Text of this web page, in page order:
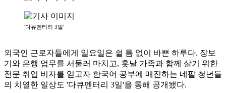
'다큐멘터리 3일'
외국인 근로자들에게 일요일은 쉴 틈 없이 바쁜 하루다. 장보
기와 은행 업무를 서둘러 마치고, 훗날 가족과 함께 살기 위한
전문 취업 비자를 얻고자 한국어 공부에 매진하는 네팔 청년들
의 치열한 일상도 '다큐멘터리 3일'을 통해 공개됐다.